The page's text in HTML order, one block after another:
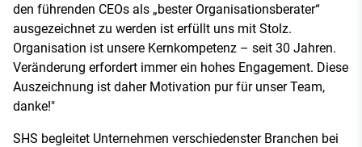
den führenden CEOs als „bester Organisationsberater“
ausgezeichnet zu werden ist erfüllt uns mit Stolz.
Organisation ist unsere Kernkompetenz – seit 30 Jahren.
Veränderung erfordert immer ein hohes Engagement. Diese
Auszeichnung ist daher Motivation pur für unser Team,
danke!"
SHS begleitet Unternehmen verschiedenster Branchen bei